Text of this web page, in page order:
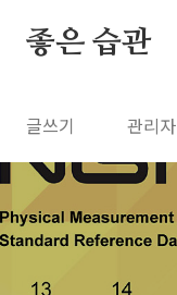
좋은 습관
글쓰기 관리자